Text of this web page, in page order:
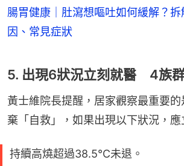
腸胃健康｜肚瀉想嘔吐如何緩解？
因、常見症狀
5. 出現6狀況立刻就醫 4族
黃士維院長提醒，居家觀察最重要
棄「自救」，如果出現以下狀況，應
持續高燒超過38.5°C未退。